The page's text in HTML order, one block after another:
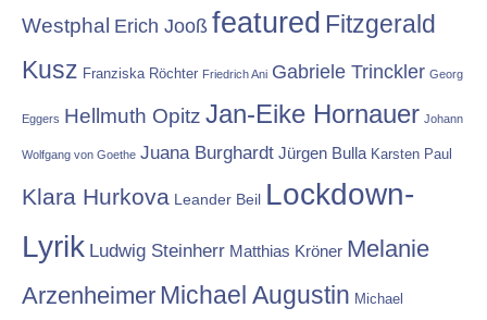
Westphal Erich Jooß featured Fitzgerald
Kusz Franziska Röchter Friedrich Ani Gabriele Trinckler Georg
Eggers Hellmuth Opitz Jan-Eike Hornauer Johann
Wolfgang von Goethe Juana Burghardt Jürgen Bulla Karsten Paul
Klara Hurkova Leander Beil Lockdown-
Lyrik Ludwig Steinherr Matthias Kröner Melanie
Arzenheimer Michael Augustin Michael